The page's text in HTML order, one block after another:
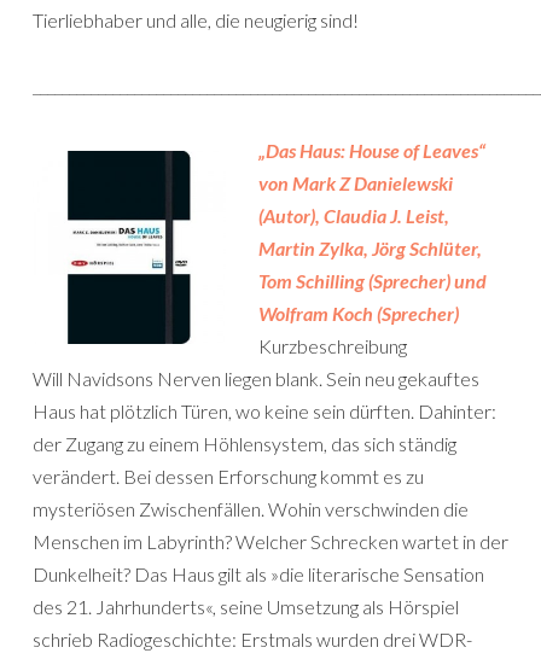
Tierliebhaber und alle, die neugierig sind!
„Das Haus: House of Leaves“
von Mark Z Danielewski
(Autor), Claudia J. Leist,
Martin Zylka, Jörg Schlüter,
Tom Schilling (Sprecher) und
Wolfram Koch (Sprecher)
Kurzbeschreibung
Will Navidsons Nerven liegen blank. Sein neu gekauftes
Haus hat plötzlich Türen, wo keine sein dürften. Dahinter:
der Zugang zu einem Höhlensystem, das sich ständig
verändert. Bei dessen Erforschung kommt es zu
mysteriösen Zwischenfällen. Wohin verschwinden die
Menschen im Labyrinth? Welcher Schrecken wartet in der
Dunkelheit? Das Haus gilt als »die literarische Sensation
des 21. Jahrhunderts«, seine Umsetzung als Hörspiel
schrieb Radiogeschichte: Erstmals wurden drei WDR-